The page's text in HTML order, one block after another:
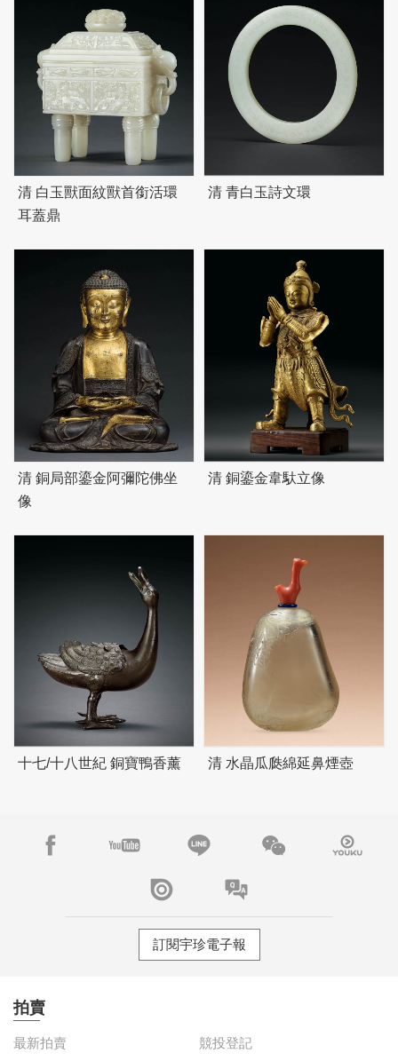
清 白玉獸面紋獸首銜活環
耳蓋鼎
清 青白玉詩文環
清 銅局部鎏金阿彌陀佛坐
像
清 銅鎏金韋馱立像
十七/十八世紀 銅寶鴨香薰 清 水晶瓜瓞綿延鼻煙壺
訂閱宇珍電子報
拍賣
最新拍賣 競投登記